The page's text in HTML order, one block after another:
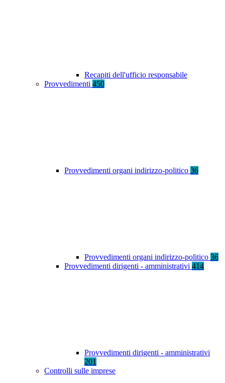
Recapiti dell'ufficio responsabile
Provvedimenti 450
Provvedimenti organi indirizzo-politico 36
Provvedimenti organi indirizzo-politico 36
Provvedimenti dirigenti - amministrativi 414
Provvedimenti dirigenti - amministrativi
201
Controlli sulle imprese